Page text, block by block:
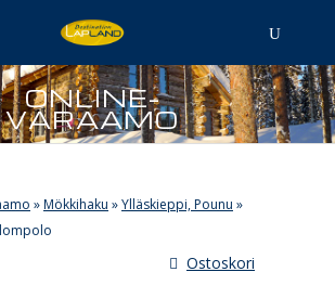
ONLINE-
VARAAMO
»Mökkihaku »Ylläskieppi, Pounu »
Ostoskori